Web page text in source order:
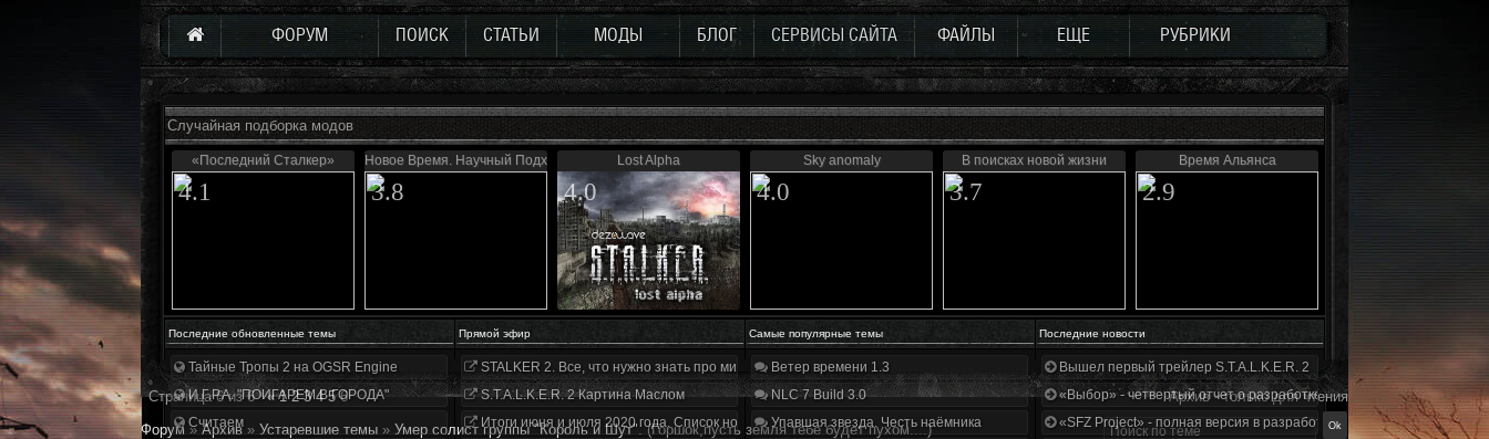
ФОРУМ ПОИСК СТАТЬИ МОДЫ БЛОГ СЕРВИСЫ САЙТА ФАЙЛЫ ЕЩЕ РУБРИКИ
Случайная подборка модов
«Последний Сталкер»
4.1
Новое Время. Научный Подход
3.8
Lost Alpha
4.0
Sky anomaly
4.0
В поисках новой жизни
3.7
Время Альянса
2.9
Последние обновленные темы Прямой эфир Самые популярные темы Последние новости
Тайные Тропы 2 на OGSR Engine
И.Г.Р.А. "ПОИГАРЕМ В ГОРОДА"
Считаем
STALKER 2. Все, что нужно знать про мир, геймплей и сюжет | Разбор трейлера
S.T.A.L.K.E.R. 2 Картина Маслом
Итоги июня и июля 2020 года. Список нововведений
Ветер времени 1.3
NLC 7 Build 3.0
Упавшая звезда. Честь наёмника
Вышел первый трейлер S.T.A.L.K.E.R. 2
«Выбор» - четвертый отчет о разработке!
«SFZ Project» - полная версия в разработке!
Страница6из6 « 1 2 3 4 5 6
Архив - только для чтения
Форум » Архив » Устаревшие темы » Умер солист группы "Король и Шут". (Горшок,пусть земля тебе будет пухом....)